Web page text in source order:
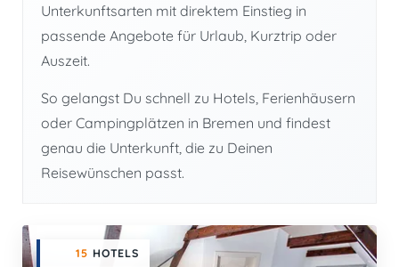
Unterkunftsarten mit direktem Einstieg in
passende Angebote für Urlaub, Kurztrip oder
Auszeit.
So gelangst Du schnell zu Hotels, Ferienhäusern
oder Campingplätzen in Bremen und findest
genau die Unterkunft, die zu Deinen
Reisewünschen passt.
15 HOTELS